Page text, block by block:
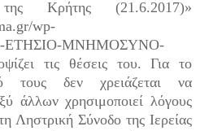
Κρήτης (21.6.2017)»
wp-
1-ΕΤΗΣΙΟ-ΜΝΗΜΟΣΥΝΟ-
τις θέσεις του. Για το
τους δεν χρειάζεται να
άλλων χρησιμοποιεί λόγους
Ληστρική Σύνοδο της Ιερείας